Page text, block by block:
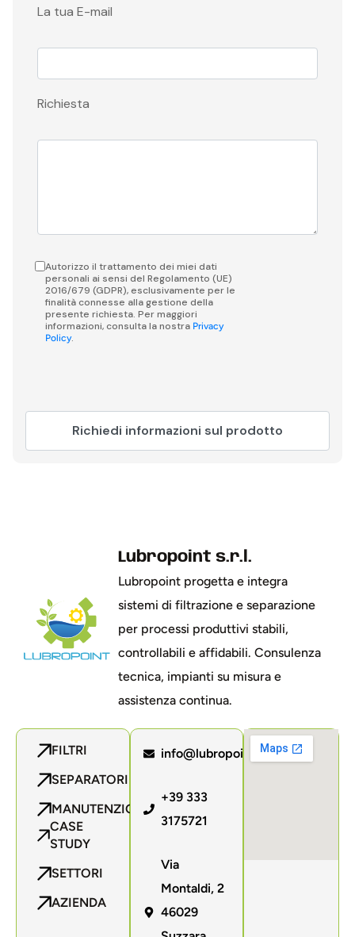
La tua E-mail
Richiesta
Autorizzo il trattamento dei miei dati
personali ai sensi del Regolamento (UE)
2016/679 (GDPR), esclusivamente per le
finalità connesse alla gestione della
presente richiesta. Per maggiori
informazioni, consulta la nostra Privacy
Policy.
Lubropoint s.r.l.
Lubropoint progetta e integra
sistemi di filtrazione e separazione
per processi produttivi stabili,
controllabili e affidabili. Consulenza
tecnica, impianti su misura e
assistenza continua.
FILTRI
SEPARATORI
MANUTENZIONE
CASE
STUDY
SETTORI
AZIENDA
info@lubropoint.com
+39 333
3175721
Via
Montaldi, 2
46029